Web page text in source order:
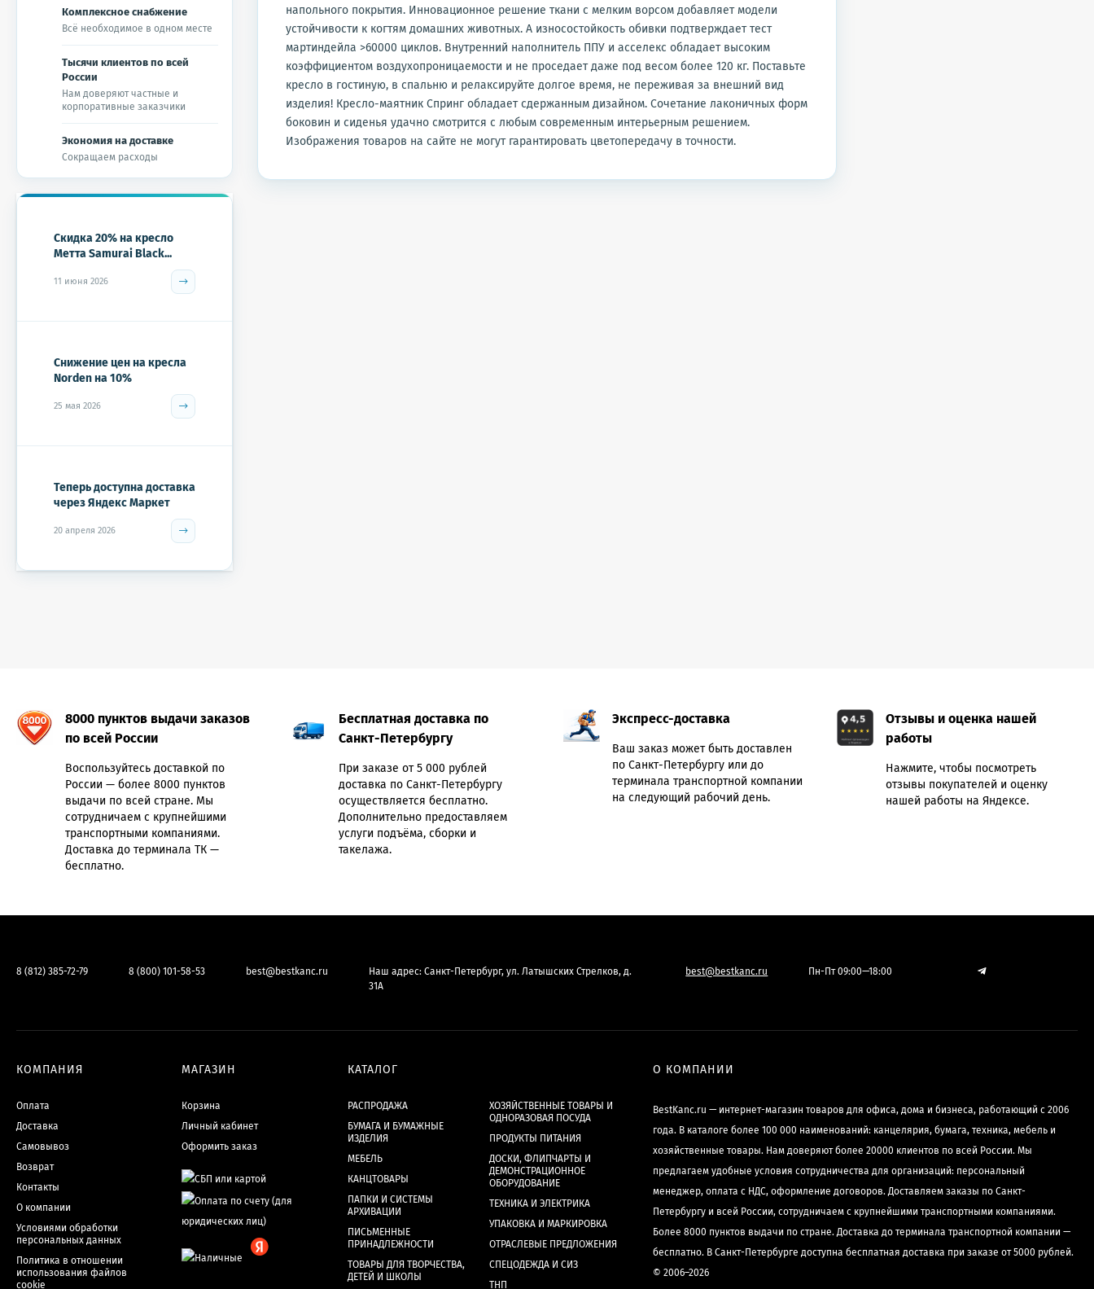
напольного покрытия. Инновационное решение ткани с мелким ворсом добавляет модели
устойчивости к когтям домашних животных. А износостойкость обивки подтверждает тест
мартиндейла >60000 циклов. Внутренний наполнитель ППУ и асселекс обладает высоким
коэффициентом воздухопроницаемости и не проседает даже под весом более 120 кг. Поставьте
кресло в гостиную, в спальню и релаксируйте долгое время, не переживая за внешний вид
изделия! Кресло-маятник Спринг обладает сдержанным дизайном. Сочетание лаконичных форм
боковин и сиденья удачно смотрится с любым современным интерьерным решением.
Изображения товаров на сайте не могут гарантировать цветопередачу в точности.
Комплексное снабжение
Всё необходимое в одном месте
Тысячи клиентов по всей
России
Нам доверяют частные и
корпоративные заказчики
Экономия на доставке
Сокращаем расходы
Скидка 20% на кресло
Метта Samurai Black...
11 июня 2026
Снижение цен на кресла
Norden на 10%
25 мая 2026
Теперь доступна доставка
через Яндекс Маркет
20 апреля 2026
8000 пунктов выдачи заказов
по всей России
Воспользуйтесь доставкой по
России — более 8000 пунктов
выдачи по всей стране. Мы
сотрудничаем с крупнейшими
транспортными компаниями.
Доставка до терминала ТК —
бесплатно.
Бесплатная доставка по
Санкт-Петербургу
При заказе от 5 000 рублей
доставка по Санкт-Петербургу
осуществляется бесплатно.
Дополнительно предоставляем
услуги подъёма, сборки и
такелажа.
Экспресс-доставка
Ваш заказ может быть доставлен
по Санкт-Петербургу или до
терминала транспортной компании
на следующий рабочий день.
Отзывы и оценка нашей
работы
Нажмите, чтобы посмотреть
отзывы покупателей и оценку
нашей работы на Яндексе.
8 (812) 385-72-79 8 (800) 101-58-53 best@bestkanc.ru
Наш адрес: Санкт-Петербург, ул. Латышских Стрелков, д.
31А
best@bestkanc.ru Пн-Пт 09:00—18:00
КОМПАНИЯ
Оплата
Доставка
Самовывоз
Возврат
Контакты
О компании
Условиями обработки
персональных данных
Политика в отношении
использования файлов
cookie
МАГАЗИН
Корзина
Личный кабинет
Оформить заказ
КАТАЛОГ
РАСПРОДАЖА
БУМАГА И БУМАЖНЫЕ
ИЗДЕЛИЯ
МЕБЕЛЬ
КАНЦТОВАРЫ
ПАПКИ И СИСТЕМЫ
АРХИВАЦИИ
ПИСЬМЕННЫЕ
ПРИНАДЛЕЖНОСТИ
ТОВАРЫ ДЛЯ ТВОРЧЕСТВА,
ДЕТЕЙ И ШКОЛЫ
ХОЗЯЙСТВЕННЫЕ ТОВАРЫ И
ОДНОРАЗОВАЯ ПОСУДА
ПРОДУКТЫ ПИТАНИЯ
ДОСКИ, ФЛИПЧАРТЫ И
ДЕМОНСТРАЦИОННОЕ
ОБОРУДОВАНИЕ
ТЕХНИКА И ЭЛЕКТРИКА
УПАКОВКА И МАРКИРОВКА
ОТРАСЛЕВЫЕ ПРЕДЛОЖЕНИЯ
СПЕЦОДЕЖДА И СИЗ
ТНП
О КОМПАНИИ
BestKanc.ru — интернет-магазин товаров для офиса, дома и бизнеса, работающий с 2006
года. В каталоге более 100 000 наименований: канцелярия, бумага, техника, мебель и
хозяйственные товары. Нам доверяют более 20000 клиентов по всей России. Мы
предлагаем удобные условия сотрудничества для организаций: персональный
менеджер, оплата с НДС, оформление договоров. Доставляем заказы по Санкт-
Петербургу и всей России, сотрудничаем с крупнейшими транспортными компаниями.
Более 8000 пунктов выдачи по стране. Доставка до терминала транспортной компании —
бесплатно. В Санкт-Петербурге доступна бесплатная доставка при заказе от 5000 рублей.
© 2006–2026